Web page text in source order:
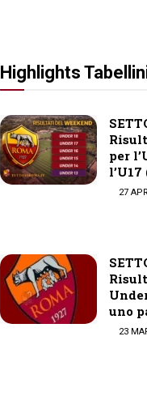
Highlights
per
27
uno
23